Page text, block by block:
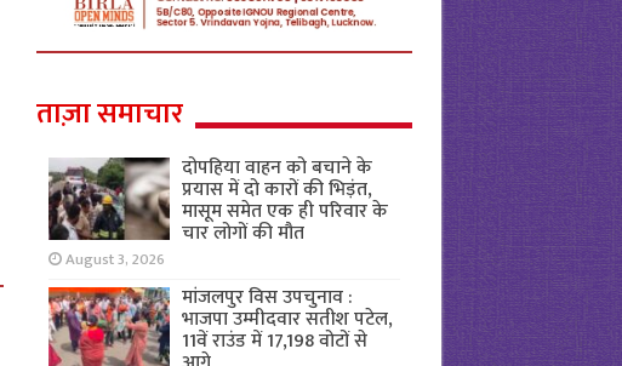
ताज़ा समाचार
दोपहिया वाहन को बचाने के
प्रयास में दो कारों की भिड़ंत,
मासूम समेत एक ही परिवार के
चार लोगों की मौत
August 3, 2026
मांजलपुर विस उपचुनाव :
भाजपा उम्मीदवार सतीश पटेल,
11वें राउंड में 17,198 वोटों से